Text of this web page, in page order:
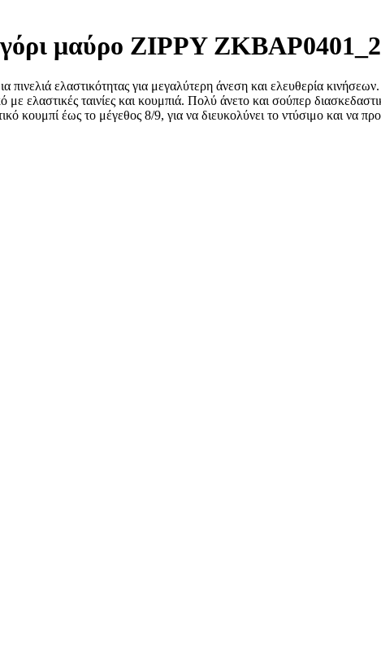
μαύρο ZIPPY
πινελιά ελαστικότητας για μεγαλύτερη άνεση και ελευθερία
ελαστικές ταινίες και κουμπιά. Πολύ άνετο και σούπερ
κουμπί έως το μέγεθος 8/9, για να διευκολύνει το ντύσιμο και να